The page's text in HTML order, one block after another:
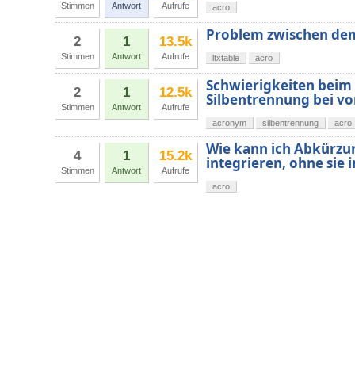
Stimmen Antwort Aufrufe acro
2
Stimmen
1
Antwort
13.5k
Aufrufe
Problem zwischen
ltxtable acro
2
Stimmen
1
Antwort
12.5k
Aufrufe
Schwierigkeiten beim
Silbentrennung bei
acronym silbentrennung acro
4
Stimmen
1
Antwort
15.2k
Aufrufe
Wie kann ich
integrieren, ohne sie
acro